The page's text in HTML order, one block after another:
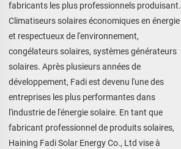
fabricants les plus professionnels produisant.
Climatiseurs solaires économiques en énergie
et respectueux de l'environnement,
congélateurs solaires, systèmes générateurs
solaires. Après plusieurs années de
développement, Fadi est devenu l'une des
entreprises les plus performantes dans
l'industrie de l'énergie solaire. En tant que
fabricant professionnel de produits solaires,
Haining Fadi Solar Energy Co., Ltd vise à